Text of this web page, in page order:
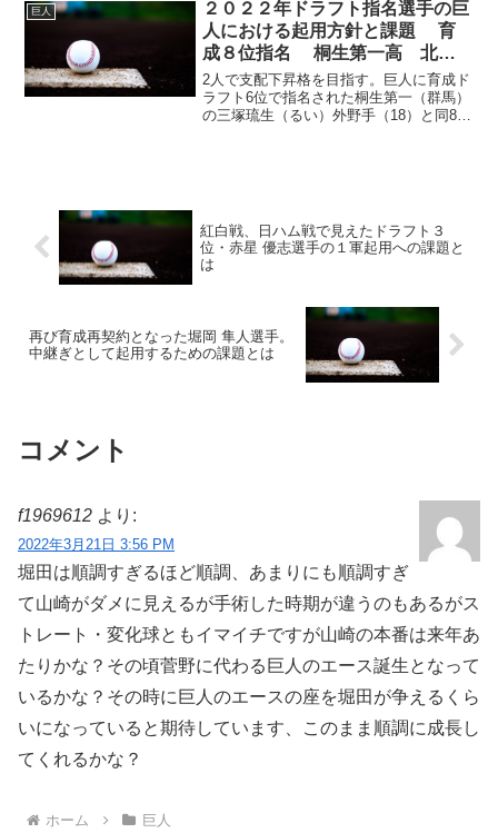
した守備が売りの外野手。...
巨人
２０２２年ドラフト指名選手の巨
人における起用方針と課題 育
成８位指名 桐生第一高 北村
流音選手 高卒右内野手
2人で支配下昇格を目指す。巨人に育成ド
ラフト6位で指名された桐生第一（群馬）
の三塚琉生（るい）外野手（18）と同8位
紅白戦、日ハム戦で見えたドラフト３
位・赤星 優志選手の１軍起用への課題と
は
再び育成再契約となった堀岡 隼人選手。
中継ぎとして起用するための課題とは
コメント
f1969612 より:
2022年3月21日 3:56 PM
堀田は順調すぎるほど順調、あまりにも順調すぎ
て山崎がダメに見えるが手術した時期が違うのもあるがス
トレート・変化球ともイマイチですが山崎の本番は来年あ
たりかな？その頃菅野に代わる巨人のエース誕生となって
いるかな？その時に巨人のエースの座を堀田が争えるくら
いになっていると期待しています、このまま順調に成長し
てくれるかな？
ホーム 巨人